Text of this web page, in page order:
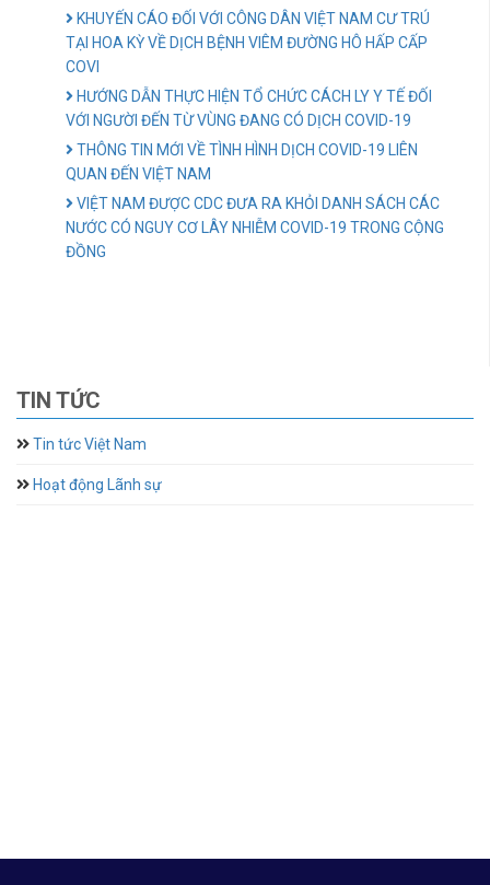
KHUYẾN CÁO ĐỐI VỚI CÔNG DÂN VIỆT NAM CƯ TRÚ
TẠI HOA KỲ VỀ DỊCH BỆNH VIÊM ĐƯỜNG HÔ HẤP CẤP
COVI
HƯỚNG DẪN THỰC HIỆN TỔ CHỨC CÁCH LY Y TẾ ĐỐI
VỚI NGƯỜI ĐẾN TỪ VÙNG ĐANG CÓ DỊCH COVID-19
THÔNG TIN MỚI VỀ TÌNH HÌNH DỊCH COVID-19 LIÊN
QUAN ĐẾN VIỆT NAM
VIỆT NAM ĐƯỢC CDC ĐƯA RA KHỎI DANH SÁCH CÁC
NƯỚC CÓ NGUY CƠ LÂY NHIỄM COVID-19 TRONG CỘNG
ĐỒNG
TIN TỨC
Tin tức Việt Nam
Hoạt động Lãnh sự